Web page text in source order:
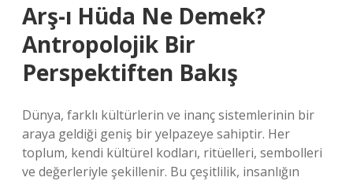
Arş-ı Hüda Ne Demek?
Antropolojik Bir
Perspektiften Bakış
Dünya, farklı kültürlerin ve inanç sistemlerinin bir
araya geldiği geniş bir yelpazeye sahiptir. Her
toplum, kendi kültürel kodları, ritüelleri, sembolleri
ve değerleriyle şekillenir. Bu çeşitlilik, insanlığın